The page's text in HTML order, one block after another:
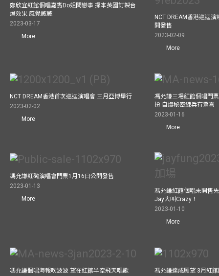
鄭欣宜紅館個唱嘉賓Do姐問戀事 揼本英國訂製台
燈效果 感覺威威
2023-03-17
More
NCT DREAM香港巡迴
開發售
2023-02-09
More
NCT DREAM香港首次巡迴演唱會 三月亞博舉行
2023-02-02
More
馮允謙三場紅館個唱門
扮 自爆秘密練兵有驚喜
2023-01-16
More
馮允謙紅磡演唱會門票1月16日公開發售
2023-01-13
More
馮允謙紅館個唱未開售
Jay大叫Crazy！
2023-01-10
More
馮允謙個唱海報吹波波 望在紅館半空飛天唱歌
馮允謙達成願望 3月紅